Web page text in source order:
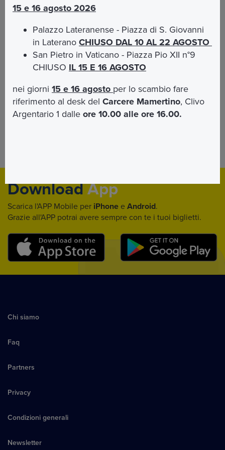
Come Gesù, vogliamo mettere i bambini al centro e
Per l’iscrizione all’eventoclicca qui
Download App
Scarica l'APP Mobile per iPhone e Android.
Grazie all'APP potrai avere sempre con te i tuoi biglietti.
Chi siamo
Faq
Partners
Privacy
Condizioni generali
Newsletter
15 e 16 agosto 2026
Palazzo Lateranense - Piazza di S. Giovanni
in LateranoCHIUSO DAL 10 AL 22 AGOSTO
San Pietro in Vaticano - Piazza Pio XII n°9
CHIUSO IL 15 E 16 AGOSTO
nei giorni15 e 16 agosto per lo scambio fare
riferimento al desk delCarcere Mamertino, Clivo
Argentario 1 dalleore 10.00 alle ore 16.00.